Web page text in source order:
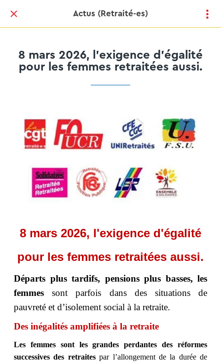
Actus (Retraité-es)
8 mars 2026, l'exigence d'égalité
pour les femmes retraitées aussi.
8 mars 2026, l'exigence d'égalité
pour les femmes retraitées aussi.
Départs plus tardifs, pensions plus basses, les
femmessont parfois dans des situations de
pauvreté et d’isolement social à la retraite.
Des inégalités amplifiées à la retraite
Les femmes sont les grandes perdantes des réformes
successives des retraitespar l’allongement de la durée de